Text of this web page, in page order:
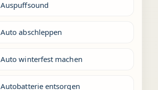
Auspuffsound
Auto abschleppen
Auto winterfest machen
Autobatterie entsorgen